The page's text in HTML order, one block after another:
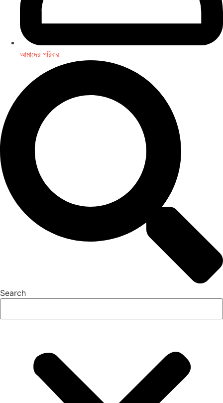
আমাদের পরিবার
Search